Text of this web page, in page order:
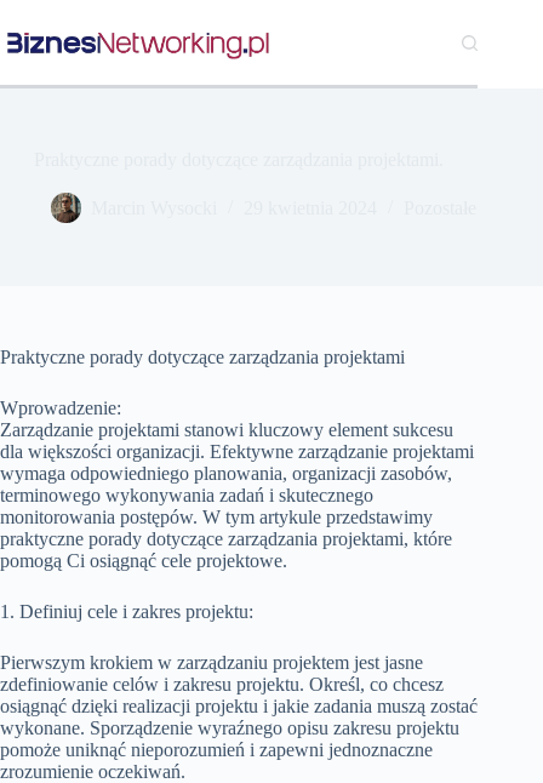
do
treści
Praktyczne porady dotyczące zarządzania projektami
Wprowadzenie:
Zarządzanie projektami stanowi kluczowy element sukcesu
dla większości organizacji. Efektywne zarządzanie projektami
wymaga odpowiedniego planowania, organizacji zasobów,
terminowego wykonywania zadań i skutecznego
monitorowania postępów. W tym artykule przedstawimy
praktyczne porady dotyczące zarządzania projektami, które
pomogą Ci osiągnąć cele projektowe.
1. Definiuj cele i zakres projektu:
Pierwszym krokiem w zarządzaniu projektem jest jasne
zdefiniowanie celów i zakresu projektu. Określ, co chcesz
osiągnąć dzięki realizacji projektu i jakie zadania muszą zostać
wykonane. Sporządzenie wyraźnego opisu zakresu projektu
pomoże uniknąć nieporozumień i zapewni jednoznaczne
zrozumienie oczekiwań.